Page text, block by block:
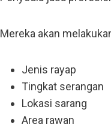
Mereka akan
Jenis rayap
Tingkat serangan
Lokasi sarang
Area rawan